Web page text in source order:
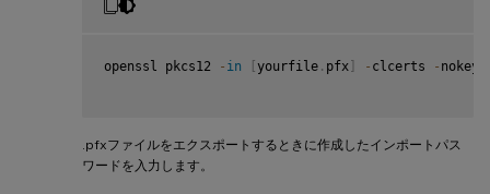
openssl pkcs12 - in [yourfile . pfx] - clcerts -
.pfxファイルをエクスポートするときに作成したインポートパス
ワードを入力します。